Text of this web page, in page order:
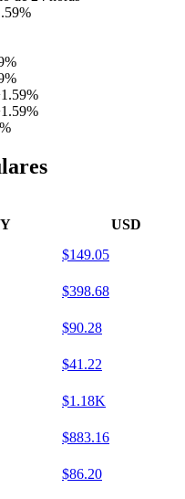
USD
$149.05
$398.68
$90.28
$41.22
$1.18K
$883.16
$86.20